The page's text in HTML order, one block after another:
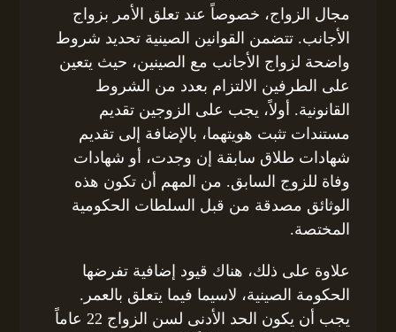
مجال الزواج، خصوصاً عند تعلق الأمر بزواج
الأجانب. تتضمن القوانين الصينية تحديد شروط
واضحة لزواج الأجانب مع الصينين، حيث يتعين
على الطرفين الالتزام بعدد من الشروط
القانونية. أولاً، يجب على الزوجين تقديم
مستندات تثبت هويتهما، بالإضافة إلى تقديم
شهادات طلاق سابقة إن وجدت، أو شهادات
وفاة للزوج السابق. من المهم أن تكون هذه
الوثائق مصدقة من قبل السلطات الحكومية
المختصة.
علاوة على ذلك، هناك قيود إضافية تفرضها
الحكومة الصينية، لاسيما فيما يتعلق بالعمر.
يجب أن يكون الحد الأدنى لسن الزواج 22 عاماً